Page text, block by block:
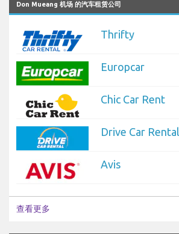
Don Mueang 机场 的汽车租赁公司
Thrifty
Europcar
Chic Car Rent
Drive Car Rental
Avis
查看更多